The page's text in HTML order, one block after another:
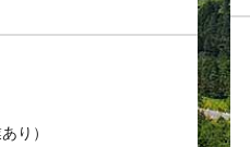
り）